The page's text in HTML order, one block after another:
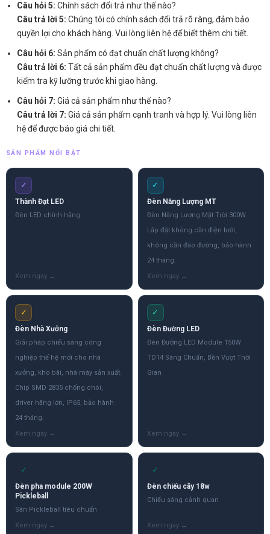
Câu hỏi 5: Chính sách đổi trả như thế nào?
Câu trả lời 5: Chúng tôi có chính sách đổi trả rõ ràng, đảm bảo
quyền lợi cho khách hàng. Vui lòng liên hệ để biết thêm chi tiết.
Câu hỏi 6: Sản phẩm có đạt chuẩn chất lượng không?
Câu trả lời 6: Tất cả sản phẩm đều đạt chuẩn chất lượng và được
kiểm tra kỹ lưỡng trước khi giao hàng.
Câu hỏi 7: Giá cả sản phẩm như thế nào?
Câu trả lời 7: Giá cả sản phẩm cạnh tranh và hợp lý. Vui lòng liên
hệ để được báo giá chi tiết.
SẢN PHẨM NỔI BẬT
✓
Thành Đạt LED
Đèn LED chính hãng
✓
Đèn Năng Lượng MT
Đèn Năng Lượng Mặt Trời 300W
Lắp đặt không cần điện lưới,
không cần đào đường, bảo hành
24 tháng.
✓
Đèn Nhà Xưởng
Giải pháp chiếu sáng công
nghiệp thế hệ mới cho nhà
xưởng, kho bãi, nhà máy sản xuất.
Chip SMD 2835 chống chói,
driver hãng lớn, IP65, bảo hành
24 tháng.
✓
Đèn Đường LED
Đèn Đường LED Module 150W
TD14 Sáng Chuẩn, Bền Vượt Thời
Gian
✓
Đèn pha module 200W
Pickleball
Sân Pickleball tiêu chuẩn
✓
Đèn chiếu cây 18w
Chiếu sáng cảnh quan